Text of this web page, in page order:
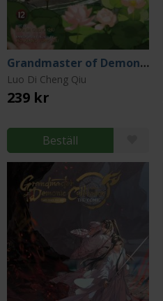
Grandmaster of Demonic Cultivation Vol 12
Luo Di Cheng Qiu
239 kr
Beställ